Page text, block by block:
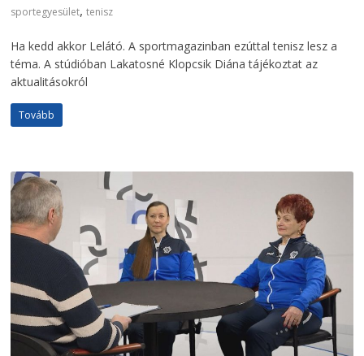
sportegyesület,tenisz
Ha kedd akkor Lelátó. A sportmagazinban ezúttal tenisz lesz a
téma. A stúdióban Lakatosné Klopcsik Diána tájékoztat az
aktualitásokról
Tovább